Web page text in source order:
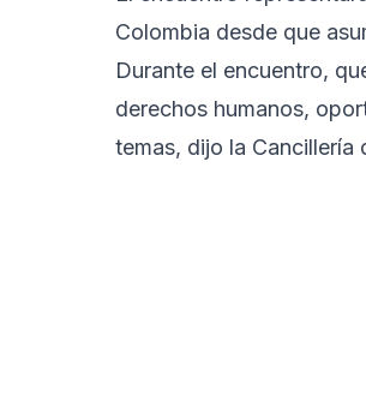
Colombia desde que
Durante el encuentro,
derechos humanos,
temas, dijo la Cancillería